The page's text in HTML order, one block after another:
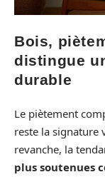
Bois,
distingue
durable
Le piètement
reste la signature
revanche, la
plus soutenues